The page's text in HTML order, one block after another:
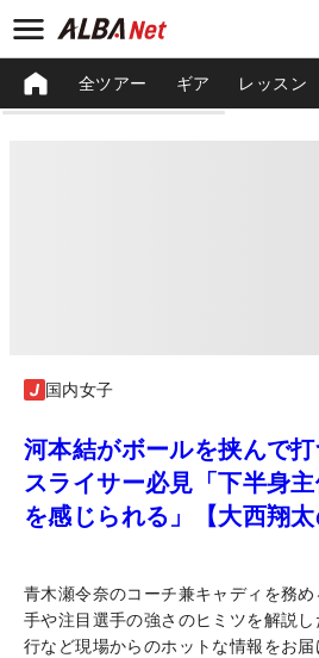
全ツアー ギア レッスン
国内女子
河本結がボールを挟んで
スライサー必見「下半身
を感じられる」【大西翔太
青木瀬令奈のコーチ兼キャディを務
手や注目選手の強さのヒミツを解説
行など現場からのホットな情報をお